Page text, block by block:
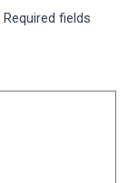
Required fields